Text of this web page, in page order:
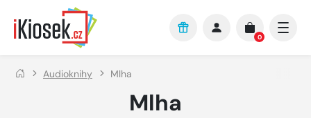
Přejít na hlavní obsah
0
Audioknihy Mlha
Mlha